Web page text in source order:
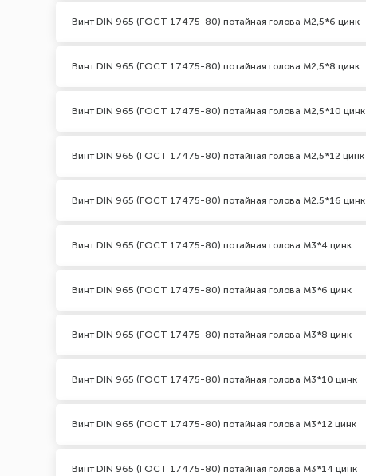
Винт DIN 965 (ГОСТ 17475-80) потайная голова М2,5*6 цинк
Винт DIN 965 (ГОСТ 17475-80) потайная голова М2,5*8 цинк
Винт DIN 965 (ГОСТ 17475-80) потайная голова М2,5*10 цинк
Винт DIN 965 (ГОСТ 17475-80) потайная голова М2,5*12 цинк
Винт DIN 965 (ГОСТ 17475-80) потайная голова М2,5*16 цинк
Винт DIN 965 (ГОСТ 17475-80) потайная голова М3*4 цинк
Винт DIN 965 (ГОСТ 17475-80) потайная голова М3*6 цинк
Винт DIN 965 (ГОСТ 17475-80) потайная голова М3*8 цинк
Винт DIN 965 (ГОСТ 17475-80) потайная голова М3*10 цинк
Винт DIN 965 (ГОСТ 17475-80) потайная голова М3*12 цинк
Винт DIN 965 (ГОСТ 17475-80) потайная голова М3*14 цинк